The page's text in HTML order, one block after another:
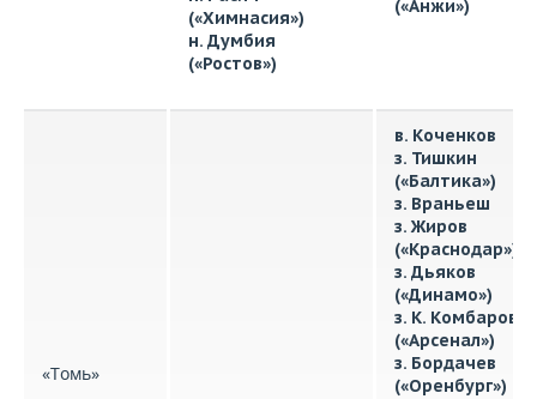
(«Химнасия»)
н. Думбия
(«Ростов»)
(«Анжи»)
«Томь»
в. Коченков
з. Тишкин
(«Балтика»)
з. Враньеш
з. Жиров
(«Краснодар»)
з. Дьяков
(«Динамо»)
з. К. Комбаров
(«Арсенал»)
з. Бордачев
(«Оренбург»)